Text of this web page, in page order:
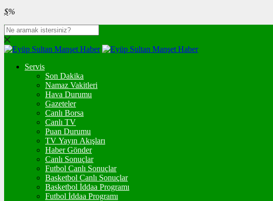
$%
Servis
Son Dakika
Namaz Vakitleri
Hava Durumu
Gazeteler
Canlı Borsa
Canlı TV
Puan Durumu
TV Yayın Akışları
Haber Gönder
Canlı Sonuçlar
Futbol Canlı Sonuçlar
Basketbol Canlı Sonuçlar
Basketbol İddaa Programı
Futbol İddaa Programı